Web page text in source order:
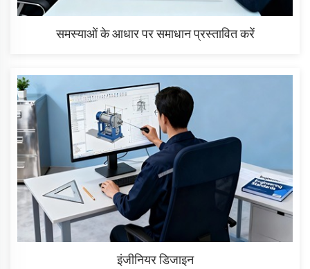
समस्याओं के आधार पर समाधान प्रस्तावित करें
इंजीनियर डिजाइन